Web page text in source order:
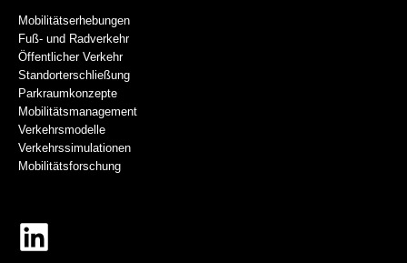
Mobilitätserhebungen
Fuß- und Radverkehr
Öffentlicher Verkehr
Standorterschließung
Parkraumkonzepte
Mobilitätsmanagement
Verkehrsmodelle
Verkehrssimulationen
Mobilitätsforschung